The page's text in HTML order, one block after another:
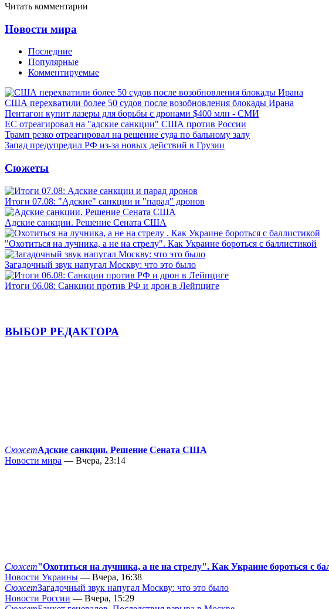
Читать комментарии
Новости мира
Последние
Популярные
Комментируемые
США перехватили более 50 судов после возобновления блокады Ирана
Пентагон купит лазеры для борьбы с дронами $400 млн - СМИ
ЕС отреагировал на "адские санкции" США против России
Трамп резко отреагировал на решение суда по бальному залу
Запад предупредил РФ из-за новых действий в Грузии
Сюжеты
Итоги 07.08: "Адские" санкции и "парад" дронов
Адские санкции. Решение Сената США
"Охотиться на лучника, а не на стрелу". Как Украине бороться с баллистикой
Загадочный звук напугал Москву: что это было
Итоги 06.08: Санкции против РФ и дрон в Лейпциге
ВЫБОР РЕДАКТОРА
СюжетАдские санкции. Решение Сената США
Новости мира — Вчера, 23:14
Сюжет"Охотиться на лучника, а не на стрелу". Как Украине бороться с
Новости Украины — Вчера, 16:38
СюжетЗагадочный звук напугал Москву: что это было
Новости России — Вчера, 15:29